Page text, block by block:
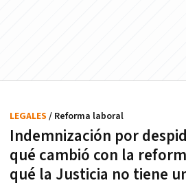
Indemnización por
qué cambió con la
qué la Justicia no tiene
LEGALES / Reforma laboral